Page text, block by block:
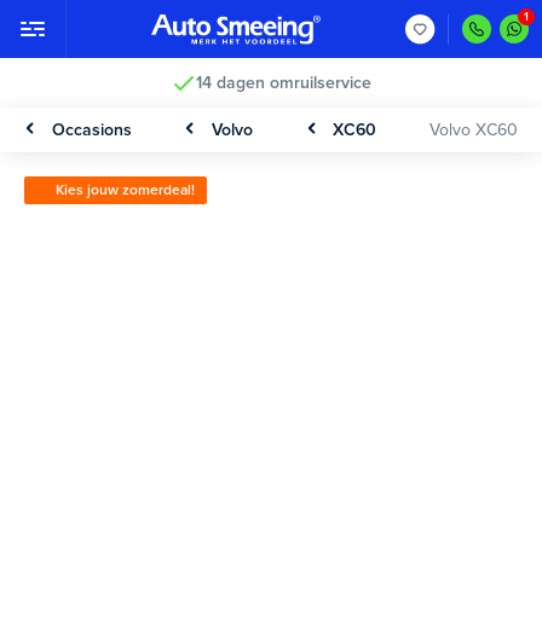
14 dagen omruilservice
Occasions Volvo XC60 Volvo XC60
Kies jouw zomerdeal!